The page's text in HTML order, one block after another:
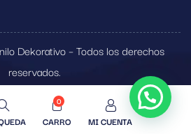
Dekorativo – Todos los derechos
reservados.
0
CARRO MI CUENTA